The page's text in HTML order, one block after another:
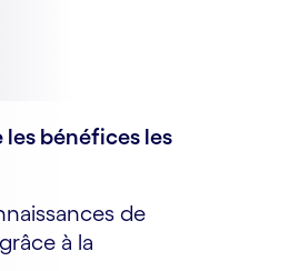
les bénéfices les
de
à la